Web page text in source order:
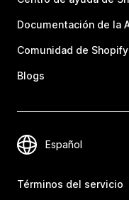
Documentación de la
Comunidad de Shopify
Blogs
Términos del servicio